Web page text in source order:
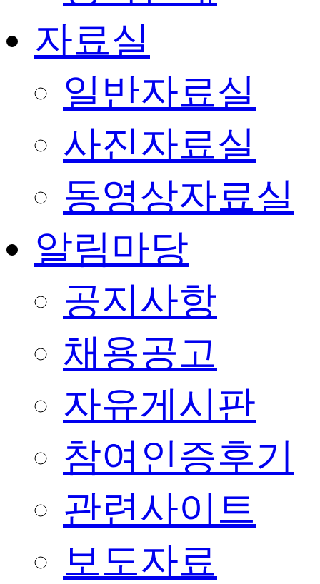
자료실
일반자료실
사진자료실
동영상자료실
알림마당
공지사항
채용공고
자유게시판
참여인증후기
관련사이트
보도자료